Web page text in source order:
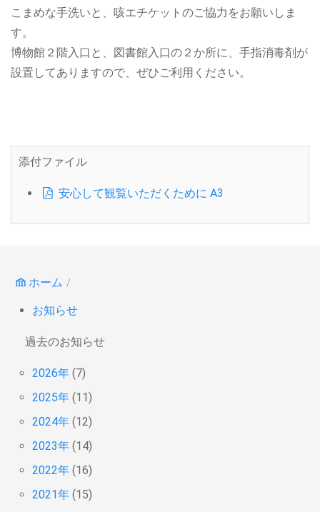
こまめな手洗いと、咳エチケットのご協力をお願いしま
す。
博物館２階入口と、図書館入口の２か所に、手指消毒剤が
設置してありますので、ぜひご利用ください。
添付ファイル
安心して観覧いただくために A3
ホーム
お知らせ
過去のお知らせ
2026年 (7)
2025年 (11)
2024年 (12)
2023年 (14)
2022年 (16)
2021年 (15)